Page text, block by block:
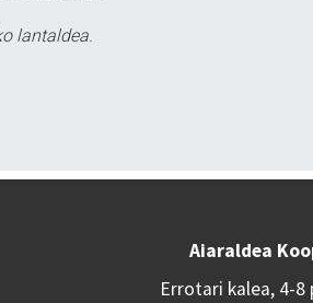
lantaldea.
Aiaraldea
Errotari kalea, 4-8